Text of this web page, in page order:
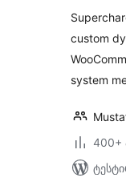
custom
system
400+